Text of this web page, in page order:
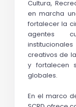
Cultura,
en marcha
fortalecer la
agentes
creativos de
y fortalecen
globales.
En el marco